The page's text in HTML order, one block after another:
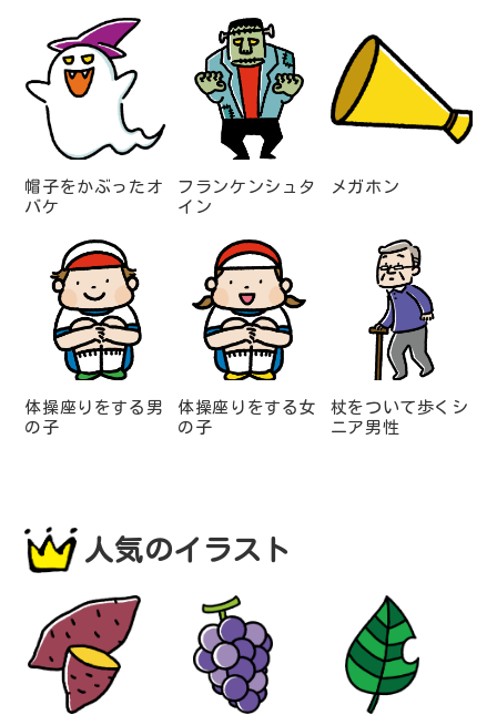
帽子をかぶったオ
バケ
フランケンシュタ
イン
メガホン
体操座りをする男
の子
体操座りをする女
の子
杖をついて歩くシ
ニア男性
人気のイラスト